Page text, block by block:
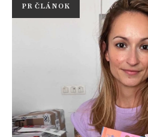
PR ČLÁNOK